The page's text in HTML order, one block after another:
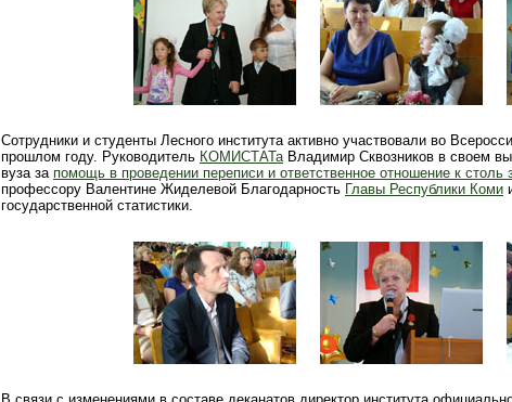
Сотрудники и студенты Лесного института активно участвовали во
прошлом году. Руководитель КОМИСТАТа Владимир Сквозников в своем
вуза за помощь в проведении переписи и ответственное отношение к столь
профессору Валентине Жиделевой Благодарность Главы Республики Коми
государственной статистики.